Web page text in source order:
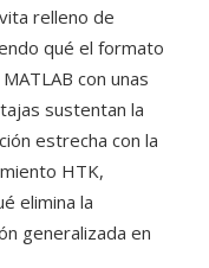
relleno de
qué el formato
con unas
sustentan la
estrecha con la
HTK,
elimina la
generalizada en